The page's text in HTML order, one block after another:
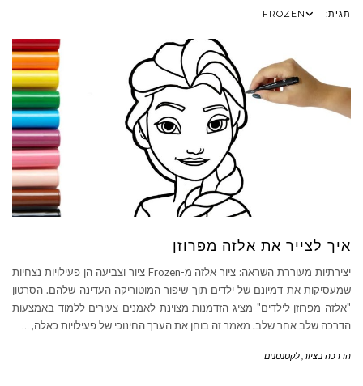
תגית: FROZEN
איך לצייר את אלזה מפרוזן
יצירתיות מעוררת השראה: ציור אלזה מ-Frozen ציור וצביעה הן פעילויות נצחיות
שמעסיקות את דמיונם של ילדים תוך שיפור המוטוריקה העדינה שלהם. הסרטון
"אלזה מפרוזן לילדים" מציג הזדמנות מצוינת לאמנים צעירים ללמוד באמצעות
הדרכה שלב אחר שלב. מאמר זה בוחן את הערך החינוכי של פעילויות כאלה, …
הדרכה בציור לקטנטנים